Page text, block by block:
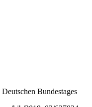
Bundestages